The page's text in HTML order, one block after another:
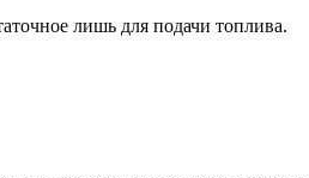
лишь для подачи топлива.